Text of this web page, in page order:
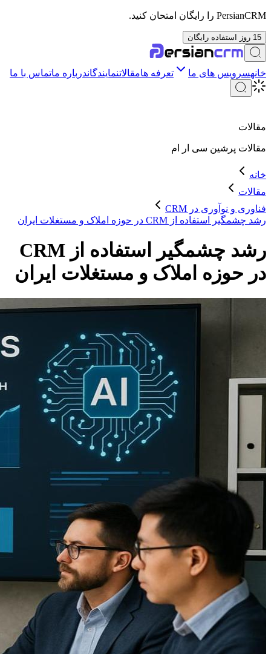
PersianCRM را رایگان امتحان کنید.
15 روز استفاده رایگان
خانهسرویس های ما تعرفه هامقالاتنمایندگاندرباره ماتماس با ما
مقالات
مقالات پرشین سی ار ام
خانه
مقالات
فناوری و نوآوری در CRM
رشد چشمگیر استفاده از CRM در حوزه املاک و مستغلات ایران
رشد چشمگیر استفاده از CRM
در حوزه املاک و مستغلات ایران